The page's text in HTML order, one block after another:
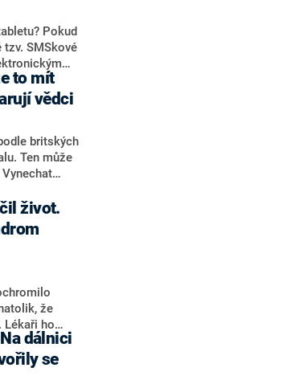
Pokud
tzv. SMSkové
páteře
NEWS.
to mít
vědci
britských
Ten může
na břiše,
život.
že
Lékaři ho
šroubů a
sebe.se